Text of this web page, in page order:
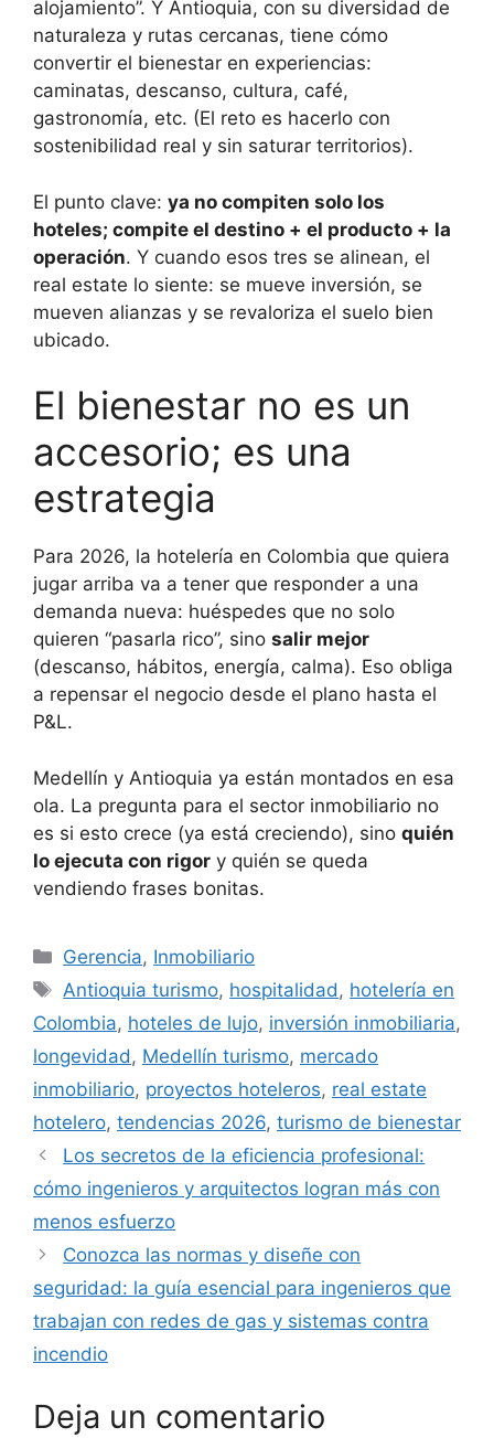
alojamiento”. Y Antioquia, con su diversidad de
naturaleza y rutas cercanas, tiene cómo
convertir el bienestar en experiencias:
caminatas, descanso, cultura, café,
gastronomía, etc. (El reto es hacerlo con
sostenibilidad real y sin saturar territorios).
El punto clave: ya no compiten solo los
hoteles; compite el destino + el producto + la
operación. Y cuando esos tres se alinean, el
real estate lo siente: se mueve inversión, se
mueven alianzas y se revaloriza el suelo bien
ubicado.
El bienestar no es un
accesorio; es una
estrategia
Para 2026, la hotelería en Colombia que quiera
jugar arriba va a tener que responder a una
demanda nueva: huéspedes que no solo
quieren “pasarla rico”, sino salir mejor
(descanso, hábitos, energía, calma). Eso obliga
a repensar el negocio desde el plano hasta el
P&L.
Medellín y Antioquia ya están montados en esa
ola. La pregunta para el sector inmobiliario no
es si esto crece (ya está creciendo), sino quién
lo ejecuta con rigor y quién se queda
vendiendo frases bonitas.
Categorías
Gerencia, Inmobiliario
Etiquetas
Antioquia turismo, hospitalidad , hotelería en
Colombia, hoteles de lujo, inversión inmobiliaria,
longevidad , Medellín turismo, mercado
inmobiliario, proyectos hoteleros, real estate
hotelero, tendencias 2026, turismo de bienestar
Los secretos de la eficiencia profesional:
cómo ingenieros y arquitectos logran más con
menos esfuerzo
Conozca las normas y diseñe con
seguridad: la guía esencial para ingenieros que
trabajan con redes de gas y sistemas contra
incendio
Deja un comentario